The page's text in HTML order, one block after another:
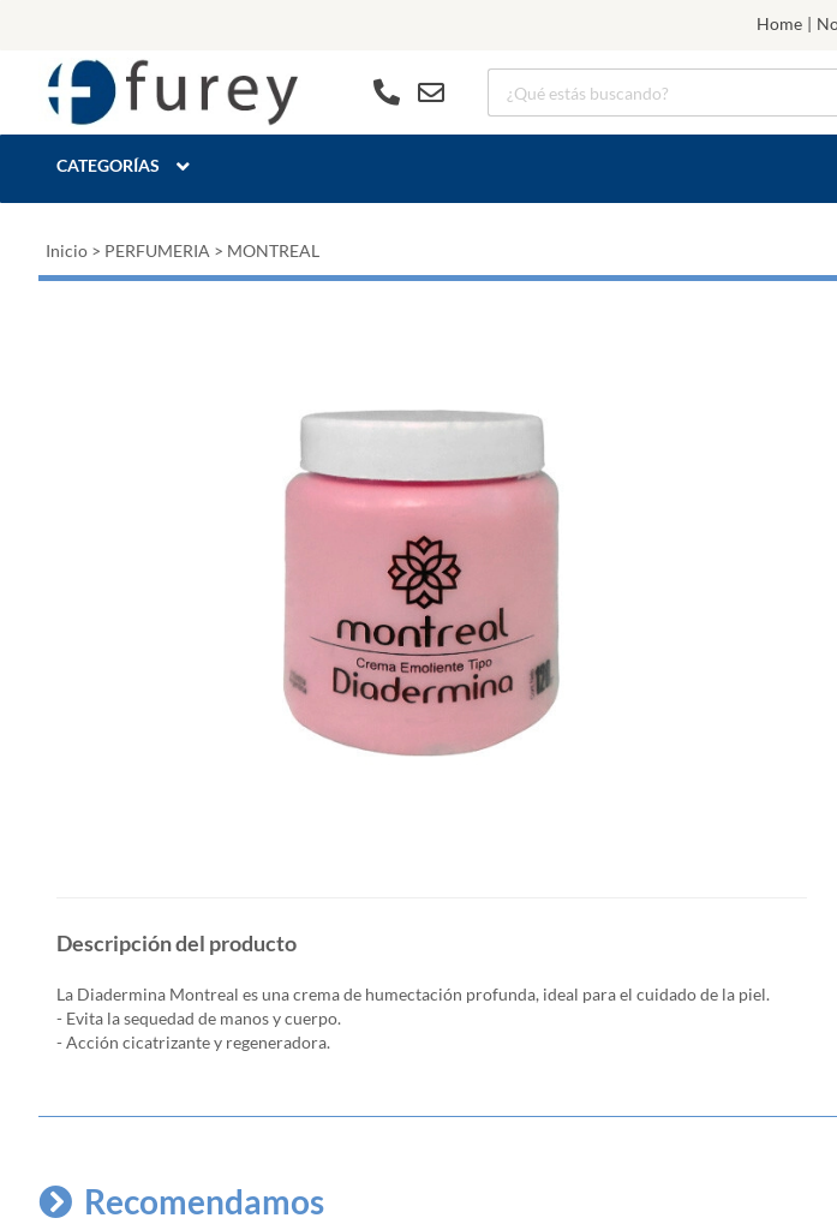
Home |
CATEGORÍAS
Inicio > PERFUMERIA > MONTREAL
Descripción del producto
La Diadermina Montreal es una crema de humectación profunda, ideal para el cuidado de la piel.
- Evita la sequedad de manos y cuerpo.
- Acción cicatrizante y regeneradora.
Recomendamos